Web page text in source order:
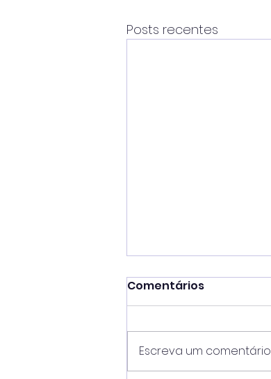
Posts recentes
Comentários
Escreva um comentário